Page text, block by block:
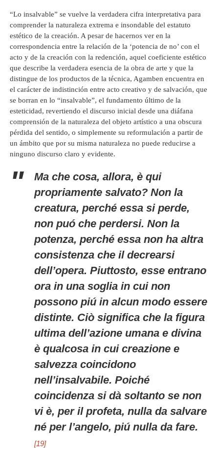
“Lo insalvable” se vuelve la verdadera cifra interpretativa para
comprender la naturaleza extrema e insondable del estatuto
estético de la creación. A pesar de hacernos ver en la
correspondencia entre la relación de la ‘potencia de no’ con el
acto y de la creación con la redención, aquel coeficiente estético
que describe la verdadera esencia de la obra de arte y que la
distingue de los productos de la técnica, Agamben encuentra en
el carácter de indistinción entre acto creativo y de salvación, que
se borran en lo “insalvable”, el fundamento último de la
esteticidad, revertiendo el discurso inicial desde una diáfana
comprensión de la naturaleza del objeto artístico a una obscura
pérdida del sentido, o simplemente su reformulación a partir de
un ámbito que por su misma naturaleza no puede reducirse a
ninguno discurso claro y evidente.
Ma che cosa, allora, è qui
propriamente salvato? Non la
creatura, perché essa si perde,
non puó che perdersi. Non la
potenza, perché essa non ha altra
consistenza che il decrearsi
dell’opera. Piuttosto, esse entrano
ora in una soglia in cui non
possono piú in alcun modo essere
distinte. Ciò significa che la figura
ultima dell’azione umana e divina
è qualcosa in cui creazione e
salvezza coincidono
nell’insalvabile. Poiché
coincidenza si dà soltanto se non
vi è, per il profeta, nulla da salvare
né per l’angelo, piú nulla da fare.
[19]